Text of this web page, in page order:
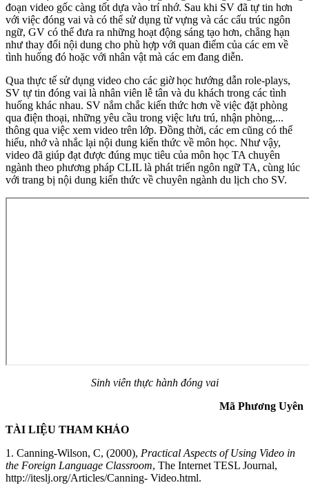
đoạn video gốc càng tốt dựa vào trí nhớ. Sau khi SV đã tự tin hơn
với việc đóng vai và có thể sử dụng từ vựng và các cấu trúc ngôn
ngữ, GV có thể đưa ra những hoạt động sáng tạo hơn, chẳng hạn
như thay đổi nội dung cho phù hợp với quan điểm của các em về
tình huống đó hoặc với nhân vật mà các em đang diễn.
Qua thực tế sử dụng video cho các giờ học hướng dẫn role-plays,
SV tự tin đóng vai là nhân viên lễ tân và du khách trong các tình
huống khác nhau. SV nắm chắc kiến thức hơn về việc đặt phòng
qua điện thoại, những yêu cầu trong việc lưu trú, nhận phòng,...
thông qua việc xem video trên lớp. Đồng thời, các em cũng có thể
hiểu, nhớ và nhắc lại nội dung kiến thức về môn học. Như vậy,
video đã giúp đạt được đúng mục tiêu của môn học TA chuyên
ngành theo phương pháp CLIL là phát triển ngôn ngữ TA, cùng lúc
với trang bị nội dung kiến thức về chuyên ngành du lịch cho SV.
Sinh viên thực hành đóng vai
Mã Phương Uyên
TÀI LIỆU THAM KHẢO
1. Canning-Wilson, C, (2000), Practical Aspects of Using Video in
the Foreign Language Classroom, The Internet TESL Journal,
http://iteslj.org/Articles/Canning- Video.html.